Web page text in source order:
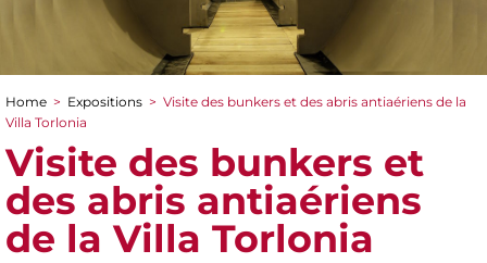
You are here
Home > Expositions > Visite des bunkers et des abris antiaériens de la
Villa Torlonia
Visite des bunkers et
des abris antiaériens
de la Villa Torlonia